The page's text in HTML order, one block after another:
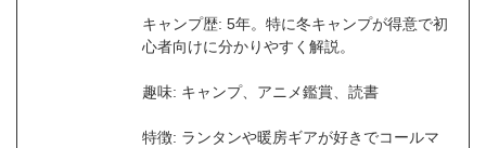
キャンプ歴: 5年。特に冬キャンプが得意で初
心者向けに分かりやすく解説。
趣味: キャンプ、アニメ鑑賞、読書
特徴: ランタンや暖房ギアが好きでコールマ